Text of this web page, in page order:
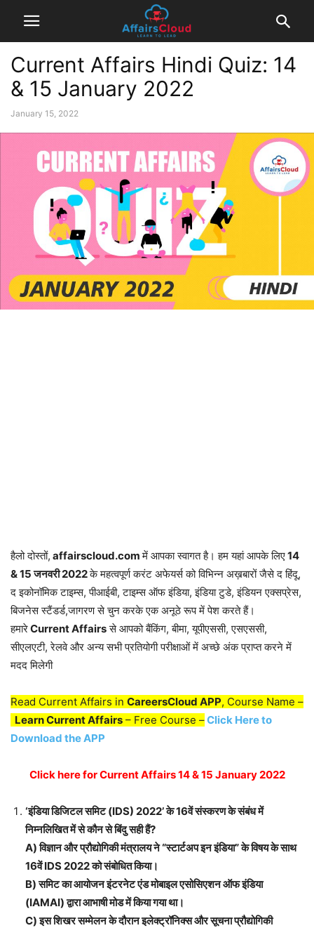
Current Affairs Hindi Quiz: 14
& 15 January 2022
January 15, 2022
हैलो दोस्तों, affairscloud.comमें आपका स्वागत है। हम यहां आपके लिए14
& 15 जनवरी 2022के महत्वपूर्ण करंट अफेयर्स को विभिन्न अख़बारों जैसे द हिंदू,
द इकोनॉमिक टाइम्स, पीआईबी, टाइम्स ऑफ इंडिया, इंडिया टुडे, इंडियन एक्सप्रेस,
बिजनेस स्टैंडर्ड,जागरण से चुन करके एक अनूठे रूप में पेश करते हैं।
हमारेCurrent Affairsसे आपको बैंकिंग, बीमा, यूपीएससी, एसएससी,
सीएलएटी, रेलवे और अन्य सभी प्रतियोगी परीक्षाओं में अच्छे अंक प्राप्त करने में
मदद मिलेगी
Read Current Affairs in CareersCloud APP, Course Name –
Learn Current Affairs – Free Course –Click Here to
Download the APP
Click here for Current Affairs 14 & 15 January 2022
‘इंडिया डिजिटल समिट (IDS) 2022’ के 16वें संस्करण के संबंध में
निम्नलिखित में से कौन से बिंदु सही हैं?
A) विज्ञान और प्रौद्योगिकी मंत्रालय ने “स्टार्टअप इन इंडिया” के विषय के साथ
16वें IDS 2022 को संबोधित किया।
B) समिट का आयोजन इंटरनेट एंड मोबाइल एसोसिएशन ऑफ इंडिया
(IAMAI) द्वारा आभाषी मोड में किया गया था।
C) इस शिखर सम्मेलन के दौरान इलेक्ट्रॉनिक्स और सूचना प्रौद्योगिकी